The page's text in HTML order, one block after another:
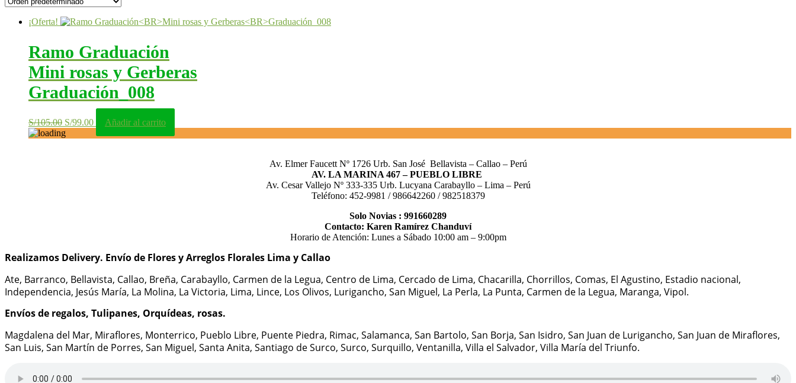
¡Oferta!
Ramo Graduación
Mini rosas y Gerberas
Graduación_008
S/105.00 El
precio
S/99.00El
Añadir al carrito
Av. Elmer Faucett Nº 1726 Urb. San José Bellavista – Callao – Perú
AV. LA MARINA 467 – PUEBLO LIBRE
Av. Cesar Vallejo Nº 333-335 Urb. Lucyana Carabayllo – Lima – Perú
Teléfono: 452-9981 / 986642260 / 982518379
Solo Novias : 991660289
Contacto: Karen Ramírez Chanduví
Horario de Atención: Lunes a Sábado 10:00 am – 9:00pm
Realizamos Delivery. Envío de Flores y Arreglos Florales Lima y Callao
Ate, Barranco, Bellavista, Callao, Breña, Carabayllo, Carmen de la Legua, Centro de Lima, Cercado de Lima, Chacarilla, Chorrillos, Comas, El Agustino, Estadio nacional,
Independencia, Jesús María, La Molina, La Victoria, Lima, Lince, Los Olivos, Lurigancho, San Miguel, La Perla, La Punta, Carmen de la Legua, Maranga, Vipol.
Envíos de regalos, Tulipanes, Orquídeas, rosas.
Magdalena del Mar, Miraflores, Monterrico, Pueblo Libre, Puente Piedra, Rimac, Salamanca, San Bartolo, San Borja, San Isidro, San Juan de Lurigancho, San Juan de Miraflores,
San Luis, San Martín de Porres, San Miguel, Santa Anita, Santiago de Surco, Surco, Surquillo, Ventanilla, Villa el Salvador, Villa María del Triunfo.